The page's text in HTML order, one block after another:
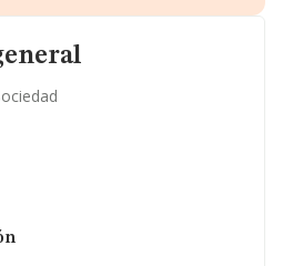
complementaria.